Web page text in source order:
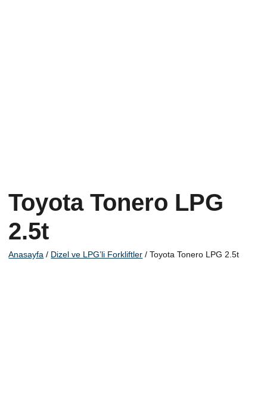
Toyota Tonero LPG
2.5t
Anasayfa / Dizel ve LPG’li Forkliftler / Toyota Tonero LPG 2.5t